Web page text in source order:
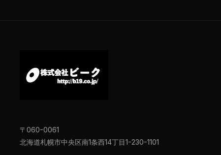
〒060-0061
北海道札幌市中央区南1条西14丁目1-230-1101